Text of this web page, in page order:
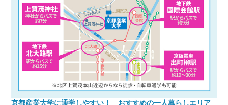
京都産業大学に通学しやすい！ おすすめの一人暮らしエリア